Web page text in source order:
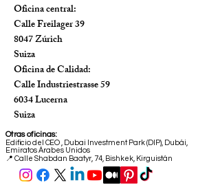
Oficina central:
Calle Freilager 39
8047 Zúrich
Suiza
Oficina de Calidad:
Calle Industriestrasse 59
6034 Lucerna
Suiza
Otras oficinas:
Edificio del CEO
Dubai Investment Park (DIP), Dubái,
Emiratos Árabes Unidos
📍 Calle Shabdan Baatyr, 74, Bishkek, Kirguistán